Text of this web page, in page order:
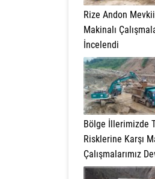
Rize Andon
Makinalı
İncelendi
Bölge İllerimizde
Risklerine Karşı
Çalışmalarımız